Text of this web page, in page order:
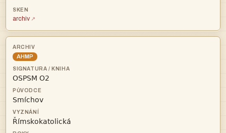
archiv
AHMP


